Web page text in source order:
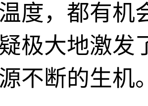
度，都有机
极大地激发
不断的生机